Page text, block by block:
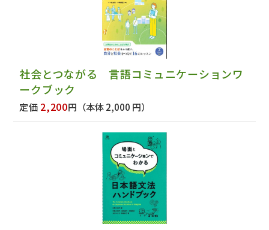
社会とつながる 言語コミュニケーションワ
ークブック
定価 2,200円 （本体 2,000 円）